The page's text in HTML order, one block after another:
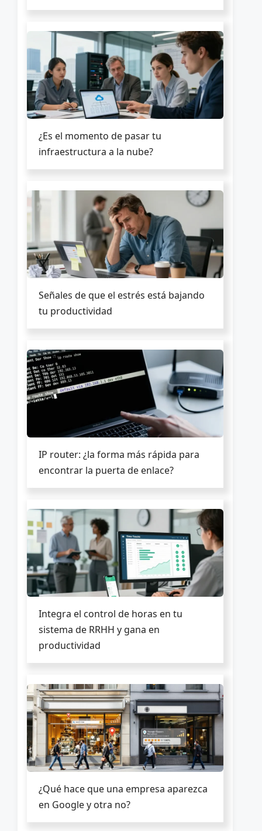
¿Es el momento de pasar tu
infraestructura a la nube?
Señales de que el estrés está bajando
tu productividad
IP router: ¿la forma más rápida para
encontrar la puerta de enlace?
Integra el control de horas en tu
sistema de RRHH y gana en
productividad
¿Qué hace que una empresa aparezca
en Google y otra no?